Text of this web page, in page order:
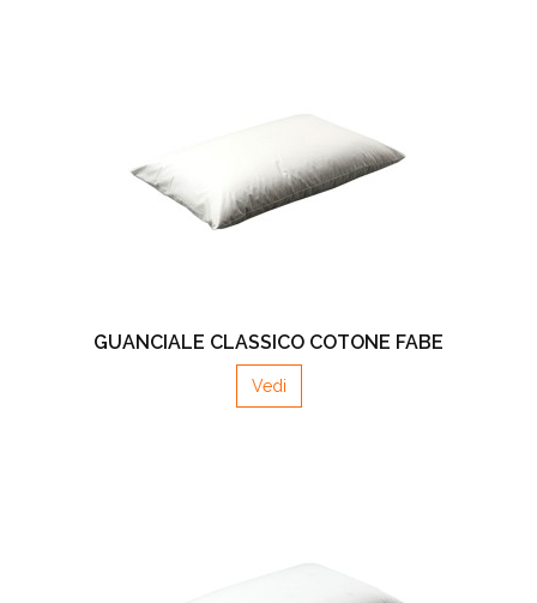
GUANCIALE CLASSICO COTONE FABE
Vedi